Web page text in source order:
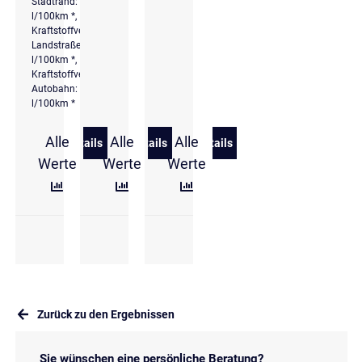
l/100km *,
Kraftstoffverbrauch
Landstraße: 10,2
l/100km *,
Kraftstoffverbrauch
Autobahn: 13,3
l/100km *
Alle
Werte
Details
zu Volkswagen Crafter 35 Pritsche lang DOKA
Alle
Werte
Details
zu Volkswagen ID.3 Pro
Alle
Werte
Details
zu Volkswagen up! GTI
Zurück zu den Ergebnissen
Sie wünschen eine persönliche Beratung?